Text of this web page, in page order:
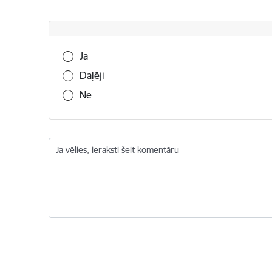
Vai šī informācija bija noderīga?
Jā
Daļēji
Nē
Ja vēlies, ieraksti šeit komentāru